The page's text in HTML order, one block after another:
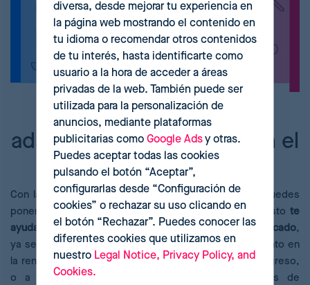
Dynamic pricing para
adaptarte a los cambios en el
mercado
Con la información de la demanda y la competencia puedes
poner en marcha una estrategia de dynamic pricing. Esto te
ayudará a reaccionar mejor a cualquier cambio en el mercado,
ya sea debido a una mejora de la economía y un aumento en
la renta de los usuarios como en el caso del efecto ingreso,
o a causa de factores externos como problemas de
diversa, desde mejorar tu experiencia en
la página web mostrando el contenido en
tu idioma o recomendar otros contenidos
de tu interés, hasta identificarte como
usuario a la hora de acceder a áreas
privadas de la web. También puede ser
utilizada para la personalización de
anuncios, mediante plataformas
publicitarias como Google Adsy otras.
Puedes aceptar todas las cookies
pulsando el botón “Aceptar”,
configurarlas desde “Configuración de
cookies” o rechazar su uso clicando en
el botón “Rechazar”. Puedes conocer las
diferentes cookies que utilizamos en
nuestro Legal Notice, Privacy Policy, and
Cookies.